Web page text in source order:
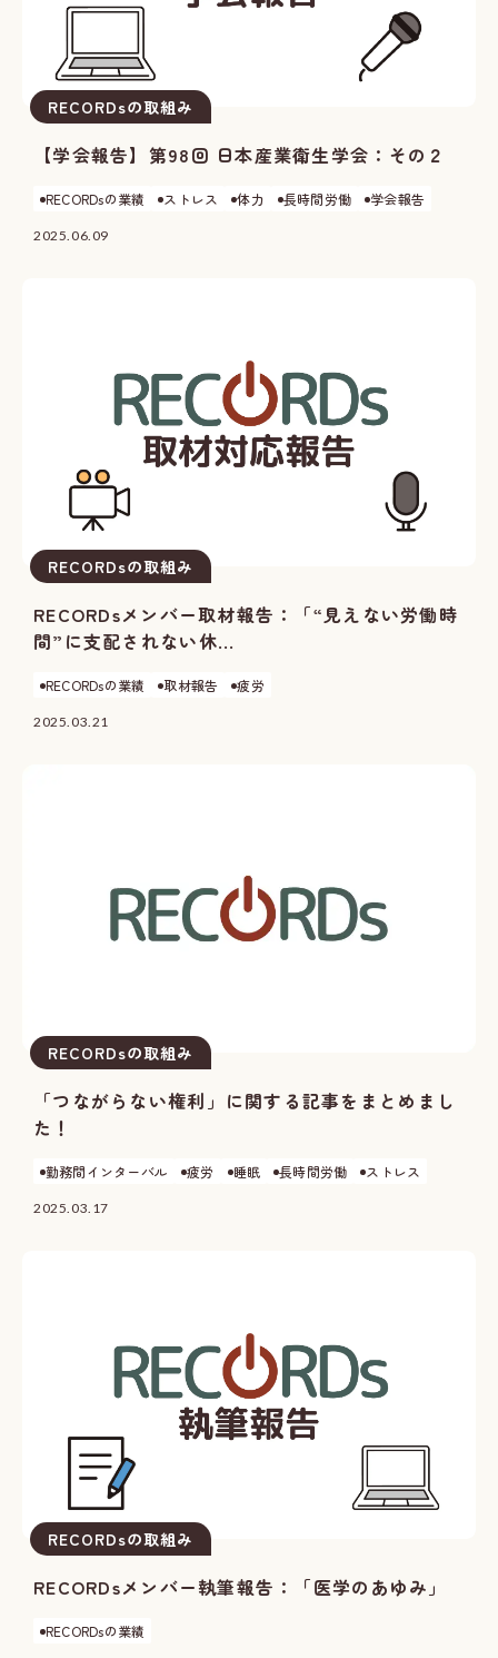
RECORDsの取組み
【学会報告】第98回 日本産業衛生学会：その２
RECORDsの業績 ストレス 体力 長時間労働 学会報告
2025.06.09
RECORDsの取組み
RECORDsメンバー取材報告：「“見えない労働時
間”に支配されない休...
RECORDsの業績 取材報告 疲労
2025.03.21
RECORDsの取組み
「つながらない権利」に関する記事をまとめまし
た！
勤務間インターバル 疲労 睡眠 長時間労働 ストレス
2025.03.17
RECORDsの取組み
RECORDsメンバー執筆報告：「医学のあゆみ」
RECORDsの業績